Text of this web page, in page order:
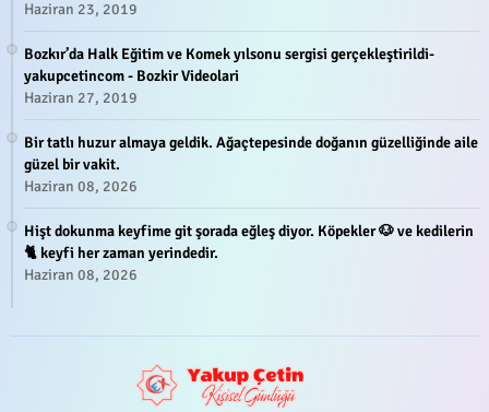
Haziran 23, 2019
Bozkır’da Halk Eğitim ve Komek yılsonu sergisi gerçekleştirildi-
yakupcetincom - Bozkir Videolari
Haziran 27, 2019
Bir tatlı huzur almaya geldik. Ağaçtepesinde doğanın güzelliğinde aile
güzel bir vakit.
Haziran 08, 2026
Hişt dokunma keyfime git şorada eğleş diyor. Köpekler 🐶 ve kedilerin
🐈 keyfi her zaman yerindedir.
Haziran 08, 2026